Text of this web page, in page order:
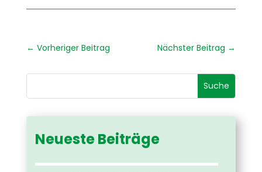
← Vorheriger Beitrag Nächster Beitrag →
Neueste Beiträge